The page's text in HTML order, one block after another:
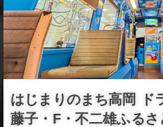
はじまりのまち高岡 ド
藤子・F・不二雄ふる